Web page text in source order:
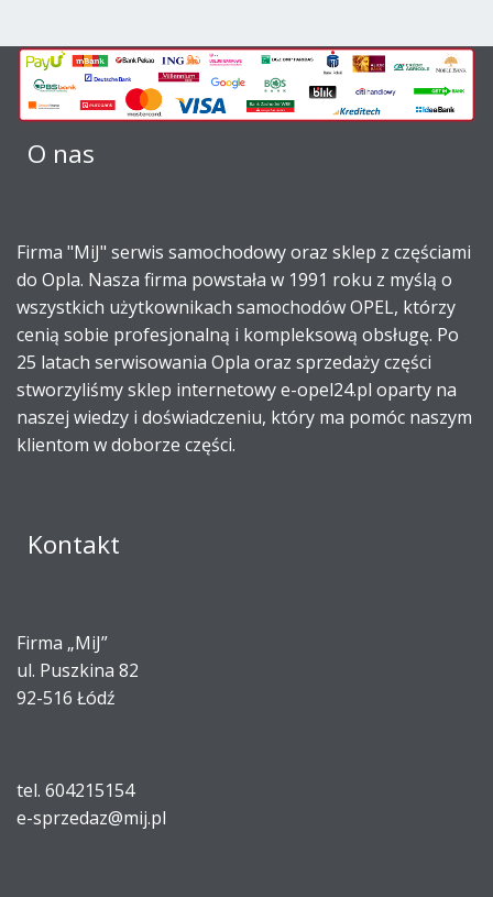
O nas
Firma "MiJ" serwis samochodowy oraz sklep z częściami
do Opla. Nasza firma powstała w 1991 roku z myślą o
wszystkich użytkownikach samochodów OPEL, którzy
cenią sobie profesjonalną i kompleksową obsługę. Po
25 latach serwisowania Opla oraz sprzedaży części
stworzyliśmy sklep internetowy e-opel24.pl oparty na
naszej wiedzy i doświadczeniu, który ma pomóc naszym
klientom w doborze części.
Kontakt
Firma „MiJ”
ul. Puszkina 82
92-516 Łódź
tel. 604215154
e-sprzedaz@mij.pl